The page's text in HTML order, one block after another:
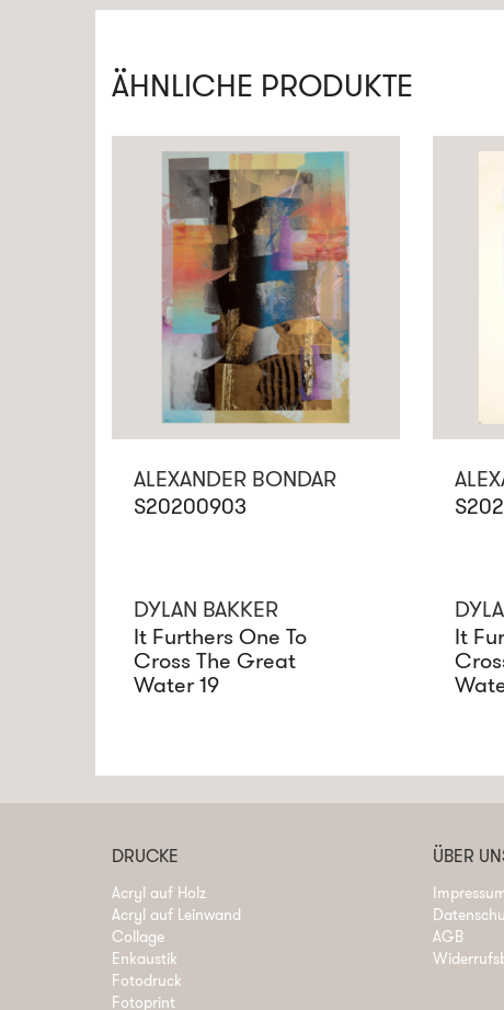
ÄHNLICHE PRODUKTE
ALEXANDER BONDAR
S20200903
DYLAN BAKKER
It Furthers One To
Cross The Great
Water 19
It
DRUCKE
Acryl auf Holz
Acryl auf Leinwand
Collage
Enkaustik
Fotodruck
Fotoprint
ÜBER
AGB